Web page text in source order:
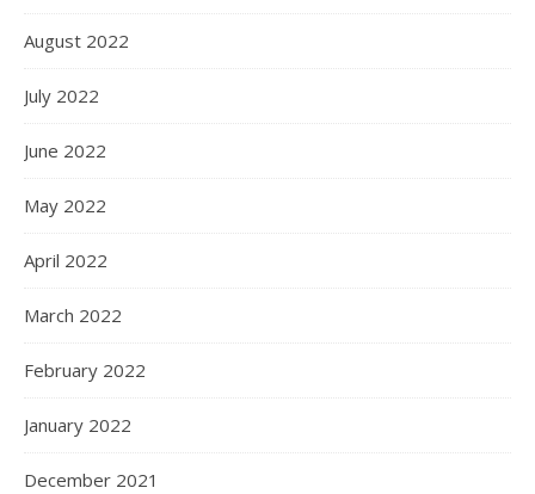
August 2022
July 2022
June 2022
May 2022
April 2022
March 2022
February 2022
January 2022
December 2021